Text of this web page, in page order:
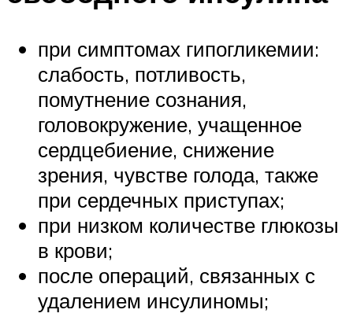
при симптомах гипогликемии:
слабость, потливость,
помутнение сознания,
головокружение, учащенное
сердцебиение, снижение
зрения, чувстве голода, также
при сердечных приступах;
при низком количестве глюкозы
в крови;
после операций, связанных с
удалением инсулиномы;